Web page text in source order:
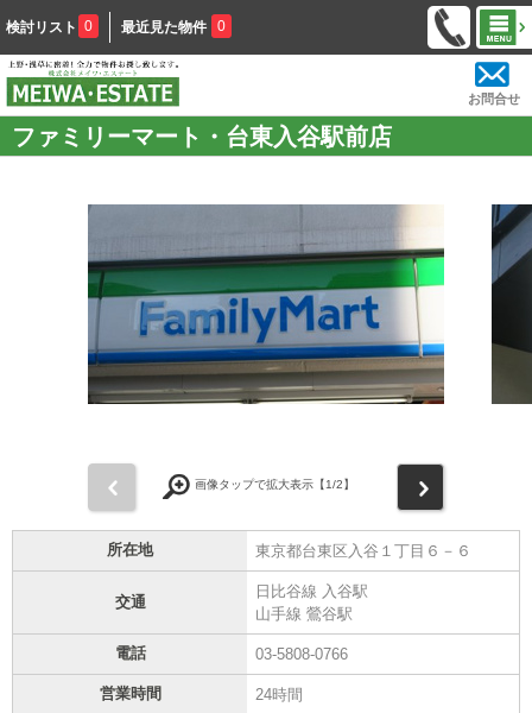
検討リスト 0 最近見た物件 0
お問合せ
ファミリーマート・台東入谷駅前店
画像タップで拡大表示【1/2】
所在地 東京都台東区入谷１丁目６－６
交通
日比谷線 入谷駅
山手線 鶯谷駅
電話 03-5808-0766
営業時間 24時間